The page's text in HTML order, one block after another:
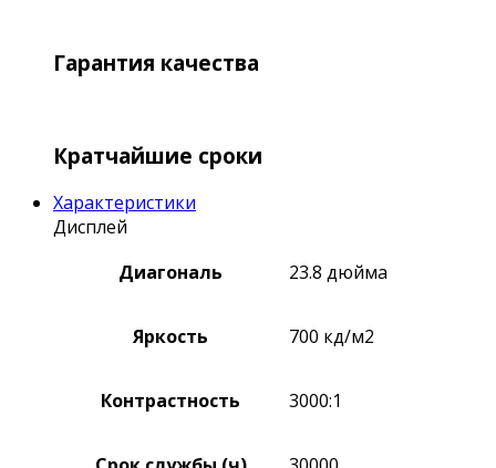
Гарантия качества
Кратчайшие сроки
Характеристики
Дисплей
Диагональ
23.8 дюйма
Яркость 700 кд/м2
Контрастность 3000:1